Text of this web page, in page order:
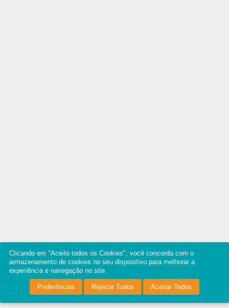
Clicando em "Aceito todos os Cookies", você concorda com o
armazenamento de cookies no seu dispositivo para melhorar a
experiência e navegação no site.
Preferências Rejeitar Todos Aceitar Todos